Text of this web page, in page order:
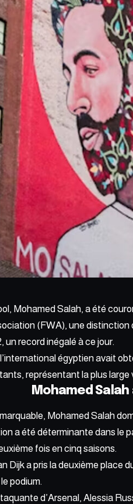
Mohamed Salah, a été
(FWA), une distinction
un record inégalé à ce jour.
égyptien avait
représentant la plus large
Mohamed
Mohamed Salah
a été déterminante dans le
fois en cinq saisons.
Dijka pris la deuxième place
podium.
d’Arsenal, Alessia